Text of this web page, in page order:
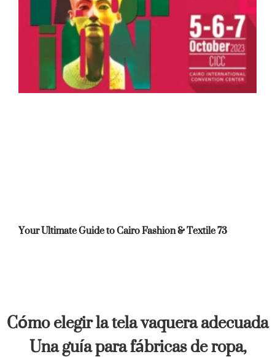
Your Ultimate Guide to Cairo Fashion & Textile 73
Cómo elegir la tela vaquera adecuada
Una guía para fábricas de ropa,